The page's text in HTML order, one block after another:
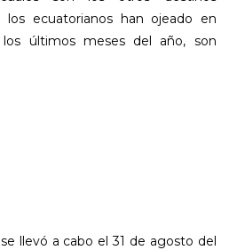
los ecuatorianos han ojeado en
los últimos meses del año, son
llevó a cabo el 31 de agosto del